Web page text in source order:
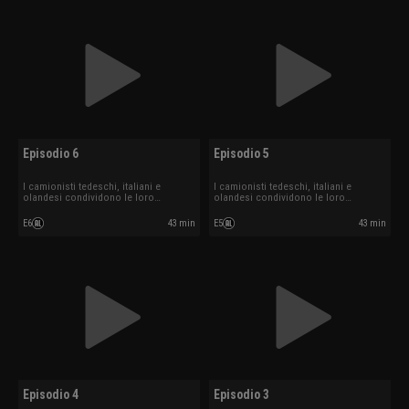
Episodio 6
I camionisti tedeschi, italiani e
olandesi condividono le loro
E6 43 min
Episodio 5
I camionisti tedeschi, italiani e
olandesi condividono le loro
E5 43 min
Episodio 4 Episodio 3